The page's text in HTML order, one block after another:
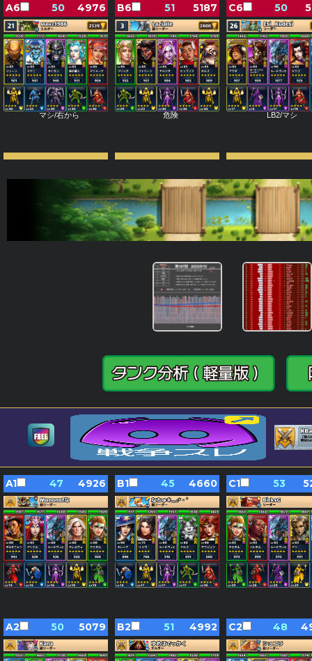
A6 50 4976
マシ/右から
B6 51 5187
危険
C6 50
LB2/マシ
A1 47 4926
A2 50 5079
B1 45 4660
B2 51 4992
C1 53
C2 48